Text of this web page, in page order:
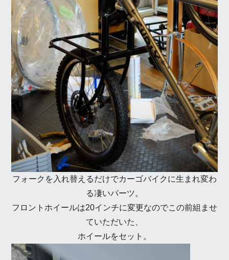
フォークを入れ替えるだけでカーゴバイクに生まれ変わ
る凄いパーツ。
フロントホイールは20インチに変更なのでこの前組ませ
ていただいた、
ホイールをセット。